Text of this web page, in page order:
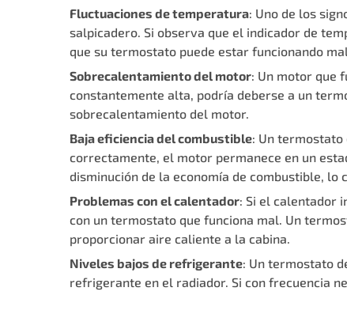
Fluctuaciones de temperatura: Uno de los
salpicadero. Si observa que el indicador de
que su termostato puede estar funcionando mal.
Sobrecalentamiento del motor: Un motor que
constantemente alta, podría deberse a un
sobrecalentamiento del motor.
Baja eficiencia del combustible: Un termostato
correctamente, el motor permanece en un
disminución de la economía de combustible,
Problemas con el calentador: Si el calentador
con un termostato que funciona mal. Un
proporcionar aire caliente a la cabina.
Niveles bajos de refrigerante: Un termostato
refrigerante en el radiador. Si con frecuencia